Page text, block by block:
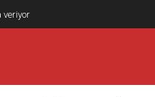
kolonializm mi?